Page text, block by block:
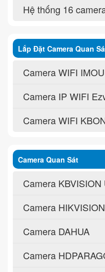
Hệ thống 16
Lắp Đặt Camera Quan
Camera WIFI IMOU
Camera IP WIFI
Camera WIFI
Camera Quan Sát
Camera KBVISION
Camera HIKVISION
Camera DAHUA
Camera